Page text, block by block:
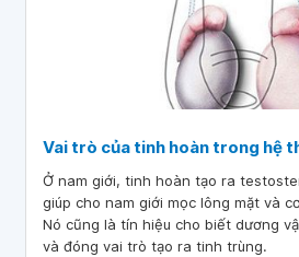
Vai trò của tinh hoàn trong hệ
Ở nam giới, tinh hoàn tạo ra
giúp cho nam giới mọc lông mặt và
Nó cũng là tín hiệu cho biết dương
và đóng vai trò tạo ra tinh trùng.